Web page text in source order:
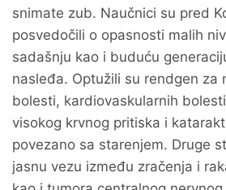
snimate zub. Naučnici su pred
posvedočili o opasnosti malih
sadašnju kao i buduću
nasleđa. Optužili su rendgen za
bolesti, kardiovaskularnih
visokog krvnog pritiska i
povezano sa starenjem. Druge
jasnu vezu između zračenja i